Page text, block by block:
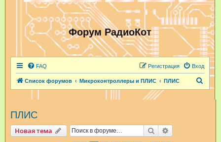
Форум РадиоКот
FAQ Вход
Регистрация
Список форумов Микроконтроллеры и ПЛИС ПЛИС
ПЛИС
Новая тема Поиск